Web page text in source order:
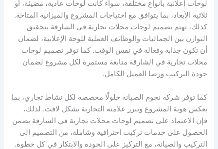
لوحات إعلانية بأنواع مختلفة، سواء كانت لوحات عادية، مضيئة، أو
ثلاثية الأبعاد، بما يتوافق مع احتياجات المشروع والميزانية المتاحة.
كذلك، تهتم تصميم لوحات محلات تجارية في الشارقة بتحقيق
التوازن بين الجماليات والوظائف العملية للوحة الإعلانية، لضمان
أن تكون جذابة وفعالة في نفس الوقت. كما توفر تصميم لوحات
محلات تجارية في الشارقة متابعة مستمرة لكل مشروع لضمان
جودة التركيب ورضا العميل الكامل.
كما توفر شركة نجوم الصيانة حلولًا مخصصة لكل نشاط تجاري، بما
يعكس هوية المشروع ويبرز علامته التجارية بشكل لافت. لذلك،
فإن الاعتماد على تصميم لوحات محلات تجارية في الشارقة يضمن
الحصول على خدمات تركيب احترافية وشاملة، من التصميم إلى
التركيب والصيانة، مع التركيز على الجودة والابتكار في كل خطوة.